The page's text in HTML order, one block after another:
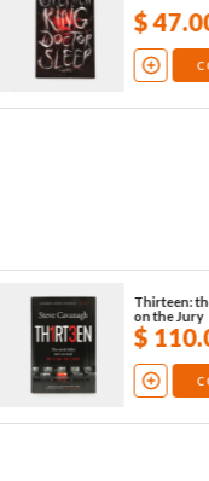
$47.
Thirteen:
on the Jury
$ 110.